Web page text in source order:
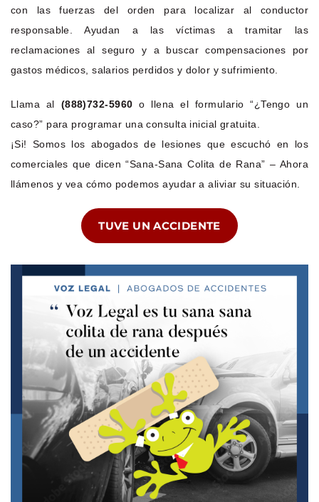
con las fuerzas del orden para localizar al conductor
responsable. Ayudan a las víctimas a tramitar las
reclamaciones al seguro y a buscar compensaciones por
gastos médicos, salarios perdidos y dolor y sufrimiento.
Llama al (888)732-5960 o llena el formulario “¿Tengo un
caso?” para programar una consulta inicial gratuita.
¡Si! Somos los abogados de lesiones que escuchó en los
comerciales que dicen “Sana-Sana Colita de Rana” – Ahora
llámenos y vea cómo podemos ayudar a aliviar su situación.
TUVE UN ACCIDENTE